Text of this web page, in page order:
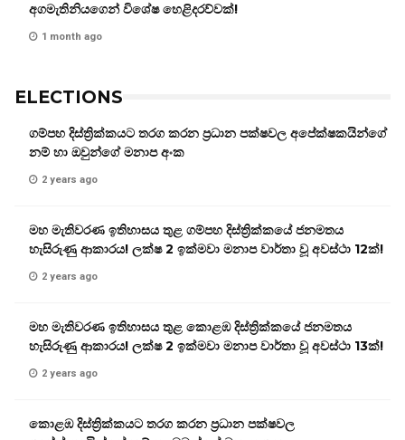
අගමැතිනියගෙන් විශේෂ හෙළිදරව්වක්!
1 month ago
ELECTIONS
ගම්පහ දිස්ත්‍රික්කයට තරග කරන ප්‍රධාන පක්ෂවල අපේක්ෂකයින්ගේ
නම් හා ඔවුන්ගේ මනාප අංක
2 years ago
මහ මැතිවරණ ඉතිහාසය තුළ ගම්පහ දිස්ත්‍රික්කයේ ජනමතය
හැසිරුණු ආකාරය! ලක්ෂ 2 ඉක්මවා මනාප වාර්තා වූ අවස්ථා 12ක්!
2 years ago
මහ මැතිවරණ ඉතිහාසය තුළ කොළඹ දිස්ත්‍රික්කයේ ජනමතය
හැසිරුණු ආකාරය! ලක්ෂ 2 ඉක්මවා මනාප වාර්තා වූ අවස්ථා 13ක්!
2 years ago
කොළඹ දිස්ත්‍රික්කයට තරග කරන ප්‍රධාන පක්ෂවල